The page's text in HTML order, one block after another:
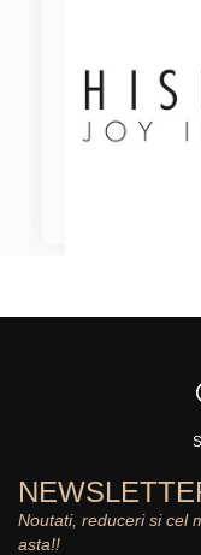
Noutati, reduceri si cel
asta!!